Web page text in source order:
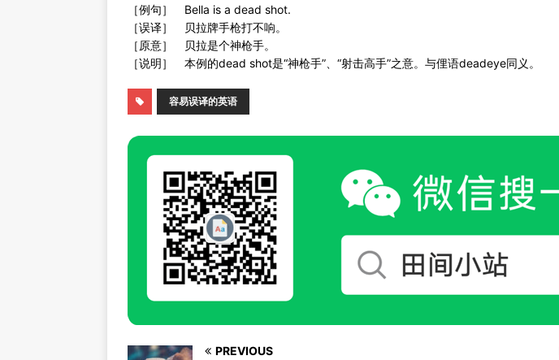
［例句］ Bella is a dead shot.
［误译］ 贝拉牌手枪打不响。
［原意］ 贝拉是个神枪手。
［说明］ 本例的dead shot是“神枪手”、“射击高手”之意。与俚语deadeye同义。
容易误译的英语
PREVIOUS